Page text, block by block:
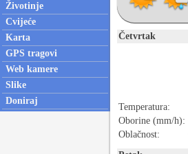
Životinje
Cvijeće
Karta
GPS tragovi
Web kamere
Slike
Doniraj
Četvrtak
Temperatura:
Oborine (mm/h):
Oblačnost: